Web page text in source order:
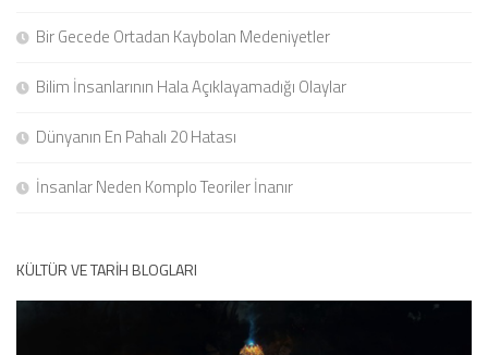
Bir Gecede Ortadan Kaybolan Medeniyetler
Bilim İnsanlarının Hala Açıklayamadığı Olaylar
Dünyanın En Pahalı 20 Hatası
İnsanlar Neden Komplo Teoriler İnanır
KÜLTÜR VE TARIH BLOGLARI